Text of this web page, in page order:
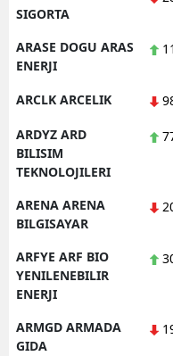
SIGORTA
ARASE DOGU ARAS
ENERJI
ARCLK ARCELIK
ARDYZ ARD
BILISIM
TEKNOLOJILERI
ARENA ARENA
BILGISAYAR
ARFYE ARF BIO
YENILENEBILIR
ENERJI
ARMGD ARMADA
GIDA